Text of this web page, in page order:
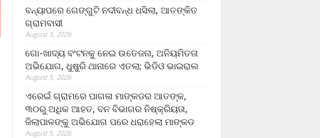
ବନ୍ୟାପରେ ଗେଙ୍ଗୁଟି ନଦୀବନ୍ଧ ଧସିଲା, ଆତଙ୍କିତ
ଗ୍ରାମବାସୀ
August 5, 2026
ଗୋ-ଖାଦ୍ୟ ବଂଟନକୁ ନେଇ ଉତେଜନା, ଅନିୟମିତତା
ଅଭିଯୋଗ, ଧୁଷୁରି ଥାନାରେ ଏତଲା; ଭିଡିଓ ଭାଇରାଲ
August 5, 2026
ଏରେଇଁ ଗ୍ରାମରେ ପାଗଳା ମାଙ୍କଡର ଆତଙ୍କ,
୩୦ରୁ ଅଧିକ ଆହତ, ବନ ବିଭାଗର ନିଷ୍କ୍ରିୟତା,
ଜିଲାପାଳଙ୍କୁ ଅଭିଯୋଗ ପରେ ଧରାହେଲା ମାଙ୍କଡ
August 5, 2026